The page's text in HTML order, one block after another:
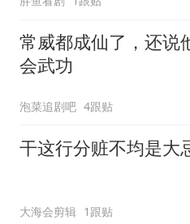
常威都成仙了，还说
会武功
泡菜追剧吧 4跟贴
干这行分赃不均是大
大海会剪辑 1跟贴